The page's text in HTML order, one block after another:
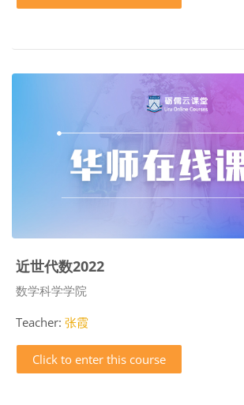
近世代数2022
Course category
数学科学学院
Teacher: 张霞
Click to enter this course